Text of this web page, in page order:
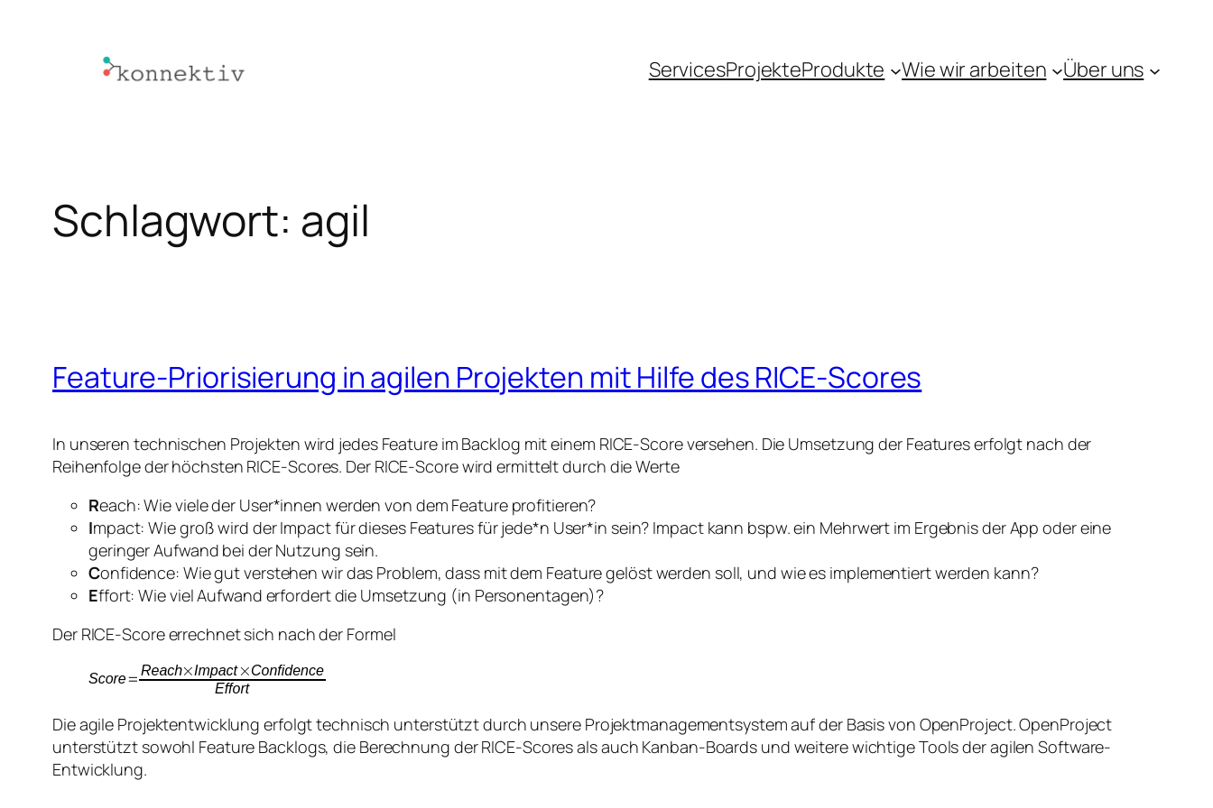
ServicesProjekteProdukte Wie wir arbeiten Über uns
Schlagwort: agil
Feature-Priorisierung in agilen Projekten mit Hilfe des RICE-Scores
In unseren technischen Projekten wird jedes Feature im Backlog mit einem RICE-Score versehen. Die Umsetzung der Features erfolgt nach der
Reihenfolge der höchsten RICE-Scores. Der RICE-Score wird ermittelt durch die Werte
Reach: Wie viele der User*innen werden von dem Feature profitieren?
Impact: Wie groß wird der Impact für dieses Features für jede*n User*in sein? Impact kann bspw. ein Mehrwert im Ergebnis der App oder eine
geringer Aufwand bei der Nutzung sein.
Confidence: Wie gut verstehen wir das Problem, dass mit dem Feature gelöst werden soll, und wie es implementiert werden kann?
Effort: Wie viel Aufwand erfordert die Umsetzung (in Personentagen)?
Der RICE-Score errechnet sich nach der Formel
Die agile Projektentwicklung erfolgt technisch unterstützt durch unsere Projektmanagementsystem auf der Basis von OpenProject. OpenProject
unterstützt sowohl Feature Backlogs, die Berechnung der RICE-Scores als auch Kanban-Boards und weitere wichtige Tools der agilen Software-
Entwicklung.